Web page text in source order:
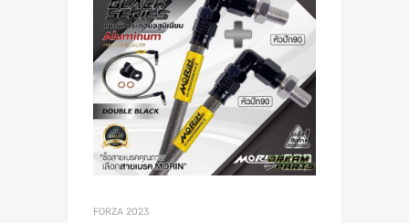
FORZA 2023